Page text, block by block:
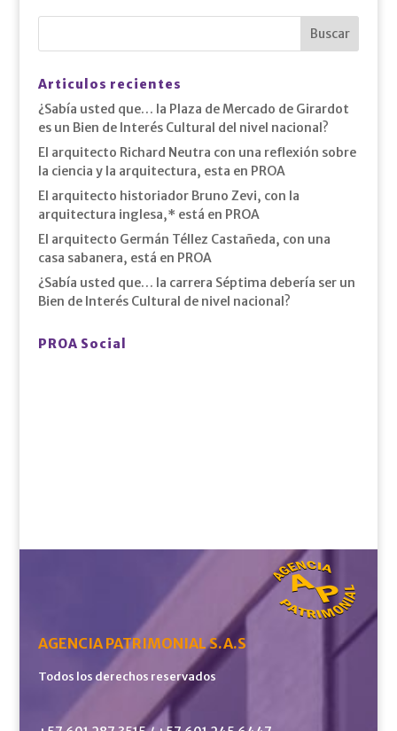
Articulos recientes
¿Sabía usted que… la Plaza de Mercado de Girardot
es un Bien de Interés Cultural del nivel nacional?
El arquitecto Richard Neutra con una reflexión sobre
la ciencia y la arquitectura, esta en PROA
El arquitecto historiador Bruno Zevi, con la
arquitectura inglesa,* está en PROA
El arquitecto Germán Téllez Castañeda, con una
casa sabanera, está en PROA
¿Sabía usted que… la carrera Séptima debería ser un
Bien de Interés Cultural de nivel nacional?
PROA Social
AGENCIA PATRIMONIAL S.A.S
Todos los derechos reservados